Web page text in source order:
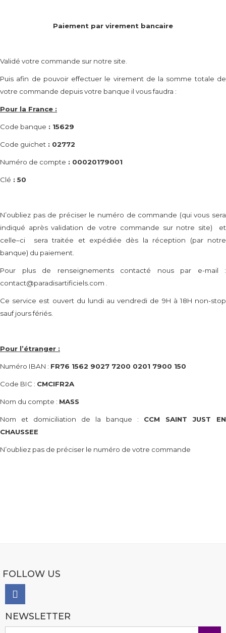
Paiement par virement bancaire
Validé votre commande sur notre site.
Puis afin de pouvoir effectuer le virement de la somme totale de
votre commande depuis votre banque il vous faudra :
Pour la France :
Code banque : 15629
Code guichet : 02772
Numéro de compte : 00020179001
Clé : 50
N’oubliez pas de préciser le numéro de commande (qui vous sera
indiqué après validation de votre commande sur notre site) et
celle–ci sera traitée et expédiée dès la réception (par notre
banque) du paiement.
Pour plus de renseignements contacté nous par e-mail :
contact@paradisartificiels.com
Ce service est ouvert du lundi au vendredi de 9H à 18H non-stop
sauf jours fériés.
Pour l’étranger :
Numéro IBAN : FR76 1562 9027 7200 0201 7900 150
Code BIC : CMCIFR2A
Nom du compte : MASS
Nom et domiciliation de la banque : CCM SAINT JUST EN
CHAUSSEE
N’oubliez pas de préciser le numéro de votre commande
FOLLOW US
NEWSLETTER